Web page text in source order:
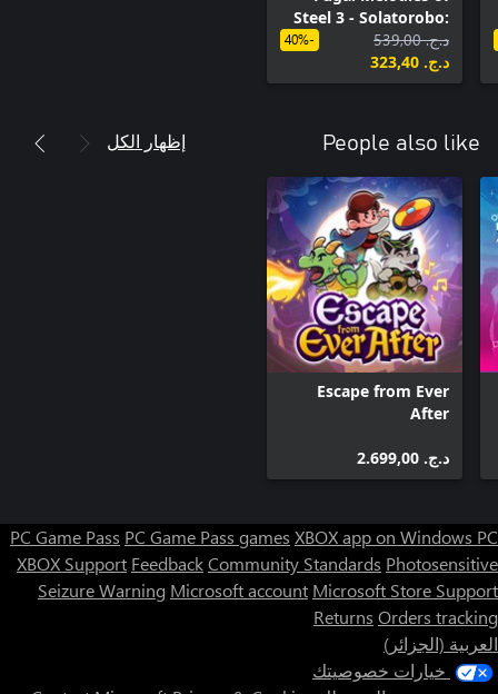
Steel 3 - Solatorobo:
Red the Hunter
Sound Pack
د.ج.‏ 539,00
د.ج.‏ 323,40
-40%
People also like إظهار الكل
Escape from Ever
After
د.ج.‏ 2.699,00
PC Game Pass PC Game Pass games XBOX app on Windows PC
XBOX Support FeedbackCommunity Standards Photosensitive
Seizure Warning Microsoft account Microsoft Store Support
Returns Orders tracking
العربية (الجزائر)
خيارات خصوصيتك